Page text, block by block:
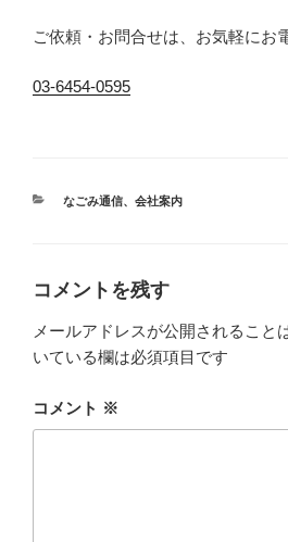
ご依頼・お問合せは、お気軽にお
03-6454-0595
カ
なごみ通信、 会社案内
コメントを残す
メールアドレスが公開されること
いている欄は必須項目です
コメント ※